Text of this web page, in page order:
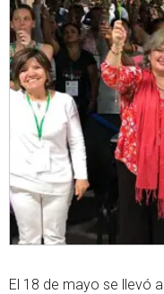
El 18 de mayo se llevó